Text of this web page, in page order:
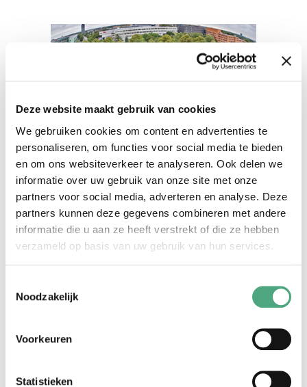
Deze website maakt gebruik van cookies
We gebruiken cookies om content en advertenties te
personaliseren, om functies voor social media te bieden
en om ons websiteverkeer te analyseren. Ook delen we
informatie over uw gebruik van onze site met onze
partners voor social media, adverteren en analyse. Deze
partners kunnen deze gegevens combineren met andere
informatie die u aan ze heeft verstrekt of die ze hebben
verzameld op basis van uw gebruik van hun services.
Noodzakelijk
Voorkeuren
Statistieken
In de nacht van 24 op 25 oktober wordt op station
Heyendaal een nieuwe voetgangersbrug over het spoor
geplaatst. Deze nieuwe traverse is 28 meter lang, 7
meter breed en weegt 63.000 kg. De oude loopbrug van
2,5 meter breed wordt hetzelfde weekend weggehaald.
De verbouwing van het station uit 1972 is hard nodig
station krijgt niet alleen een veel bredere loopbrug, er
komen ook bredere perrons en een grotere
zitplekken in het groen. Het station moet zichtbaarder
krijgen die beter past bij een moderne campus.